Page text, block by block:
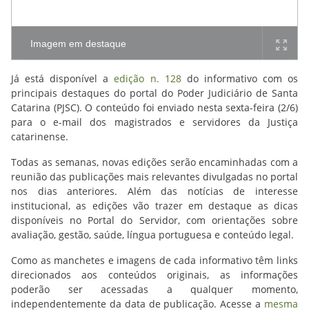
Imagem em destaque
Já está disponível a edição n. 128 do informativo com os
principais destaques do portal do Poder Judiciário de Santa
Catarina (PJSC). O conteúdo foi enviado nesta sexta-feira (2/6)
para o e-mail dos magistrados e servidores da Justiça
catarinense.
Todas as semanas, novas edições serão encaminhadas com a
reunião das publicações mais relevantes divulgadas no portal
nos dias anteriores. Além das notícias de interesse
institucional, as edições vão trazer em destaque as dicas
disponíveis no Portal do Servidor, com orientações sobre
avaliação, gestão, saúde, língua portuguesa e conteúdo legal.
Como as manchetes e imagens de cada informativo têm links
direcionados aos conteúdos originais, as informações
poderão ser acessadas a qualquer momento,
independentemente da data de publicação. Acesse a mesma